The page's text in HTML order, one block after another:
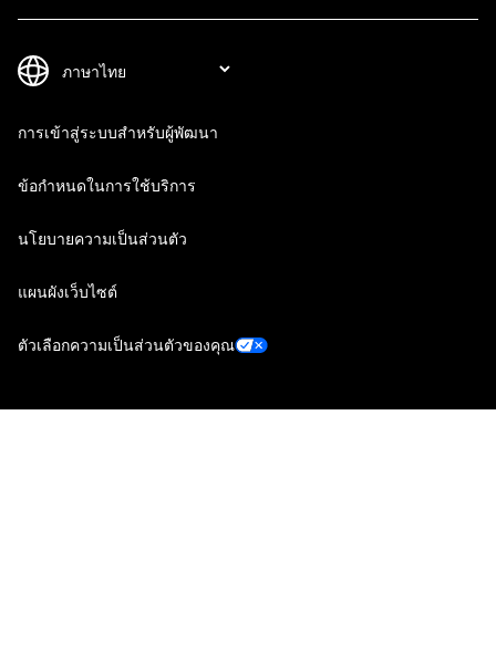
การเข้าสู่ระบบสำหรับผู้พัฒนา
ข้อกำหนดในการใช้บริการ
นโยบายความเป็นส่วนตัว
แผนผังเว็บไซต์
ตัวเลือกความเป็นส่วนตัวของคุณ